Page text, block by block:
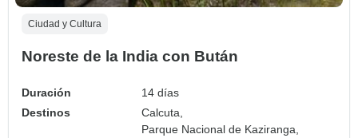
Ciudad y Cultura
Noreste de la India con Bután
Duración
14 días
Destinos
Calcuta,
Parque Nacional de Kaziranga,